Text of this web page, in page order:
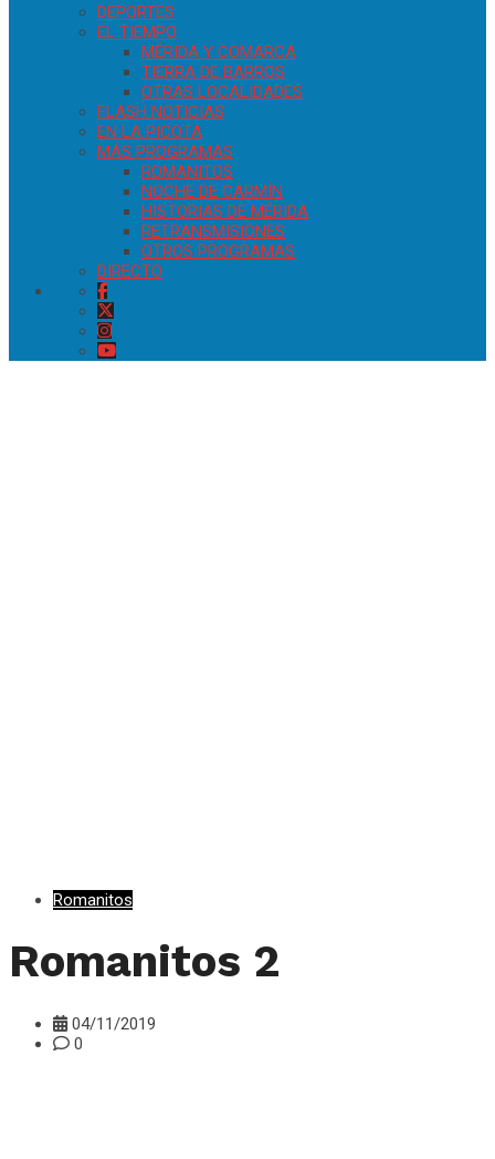
DEPORTES
EL TIEMPO
MÉRIDA Y COMARCA
TIERRA DE BARROS
OTRAS LOCALIDADES
FLASH NOTICIAS
EN LA PICOTA
MÁS PROGRAMAS
ROMANITOS
NOCHE DE CARMÍN
HISTORIAS DE MÉRIDA
RETRANSMISIONES
OTROS PROGRAMAS
DIRECTO
Romanitos
Romanitos 2
04/11/2019
0